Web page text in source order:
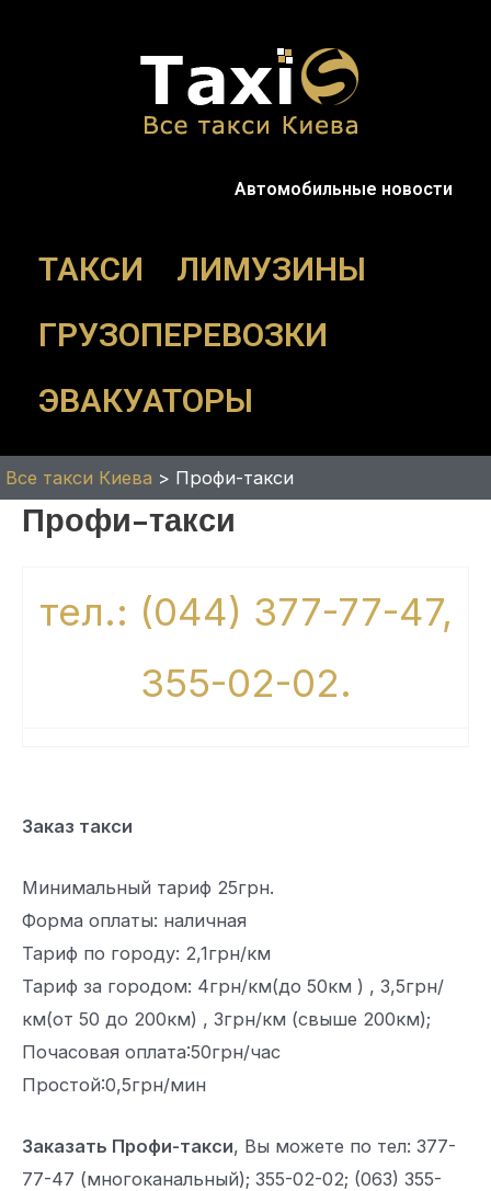
Автомобильные новости
ТАКСИ
ЛИМУЗИНЫ
ГРУЗОПЕРЕВОЗКИ
ЭВАКУАТОРЫ
Все такси Киева > Профи-такси
Профи-такси
тел.: (044) 377-77-47,
355-02-02.
Заказ такси
Минимальный тариф 25грн.
Форма оплаты: наличная
Тариф по городу: 2,1грн/км
Тариф за городом: 4грн/км(до 50км ) , 3,5грн/
км(от 50 до 200км) , 3грн/км (свыше 200км);
Почасовая оплата:50грн/час
Простой:0,5грн/мин
Заказать Профи-такси, Вы можете по тел: 377-
77-47 (многоканальный); 355-02-02; (063) 355-